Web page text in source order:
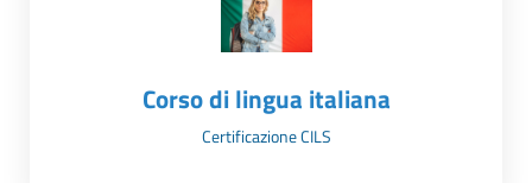
Corso di lingua italiana
Certificazione CILS